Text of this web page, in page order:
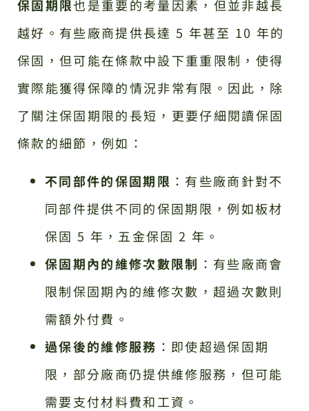
保固期限也是重要的考量因素，但並非越長
越好。有些廠商提供長達 5 年甚至 10 年的
保固，但可能在條款中設下重重限制，使得
實際能獲得保障的情況非常有限。因此，除
了關注保固期限的長短，更要仔細閱讀保固
條款的細節，例如：
不同部件的保固期限 ：有些廠商針對不
同部件提供不同的保固期限，例如板材
保固 5 年，五金保固 2 年。
保固期內的維修次數限制 ：有些廠商會
限制保固期內的維修次數，超過次數則
需額外付費。
過保後的維修服務 ：即使超過保固期
限，部分廠商仍提供維修服務，但可能
需要支付材料費和工資。